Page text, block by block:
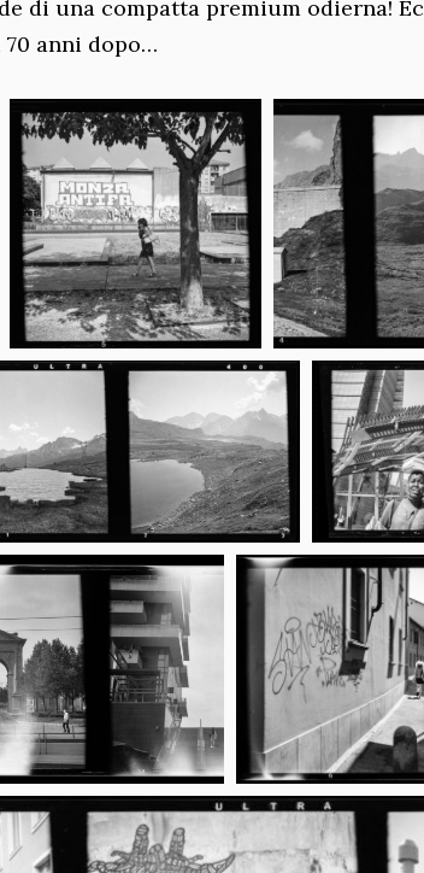
di una compatta premium odierna!
anni dopo…